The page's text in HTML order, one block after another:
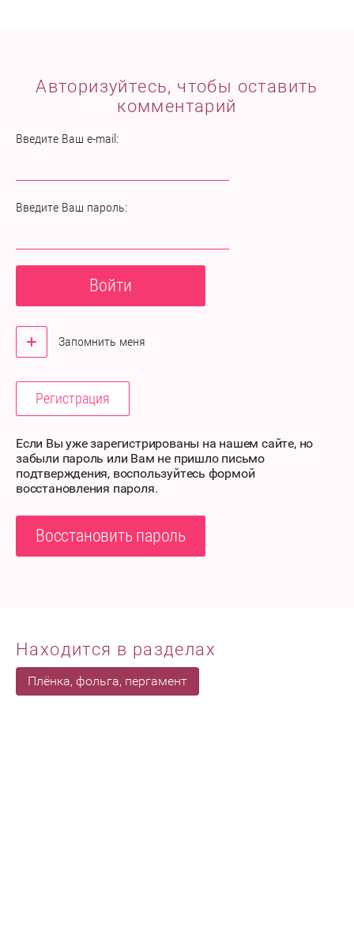
Авторизуйтесь, чтобы оставить
комментарий
Введите Ваш e-mail:
Введите Ваш пароль:
Войти
Запомнить меня
Регистрация
Если Вы уже зарегистрированы на нашем сайте, но
забыли пароль или Вам не пришло письмо
подтверждения, воспользуйтесь формой
восстановления пароля.
Восстановить пароль
Находится в разделах
Плёнка, фольга, пергамент